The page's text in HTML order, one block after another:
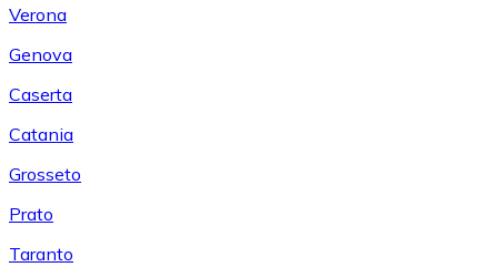
Verona
Genova
Caserta
Catania
Grosseto
Prato
Taranto